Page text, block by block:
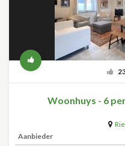
Woonhuys - 6
Aanbieder